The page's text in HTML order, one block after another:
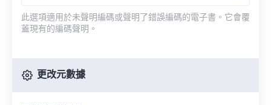
此選項適用於未聲明編碼或聲明了錯誤編碼的電子書。它會覆
蓋現有的編碼聲明。
更改元數據